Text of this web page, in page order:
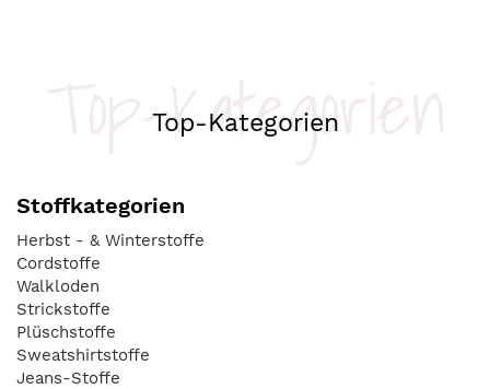
Top-Kategorien
Top-Kategorien
Stoffkategorien
Herbst - & Winterstoffe
Cordstoffe
Walkloden
Strickstoffe
Plüschstoffe
Sweatshirtstoffe
Jeans-Stoffe